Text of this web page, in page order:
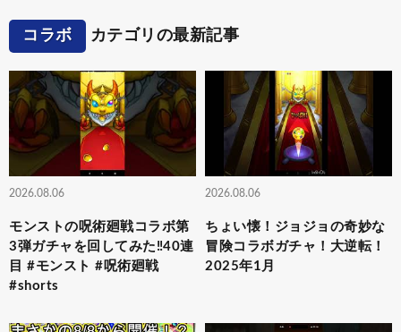
コラボ カテゴリの最新記事
2026.08.06
モンストの呪術廻戦コラボ第
3弾ガチャを回してみた‼️40連
目 #モンスト #呪術廻戦
#shorts
2026.08.06
ちょい懐！ジョジョの奇妙な
冒険コラボガチャ！大逆転！
2025年1月